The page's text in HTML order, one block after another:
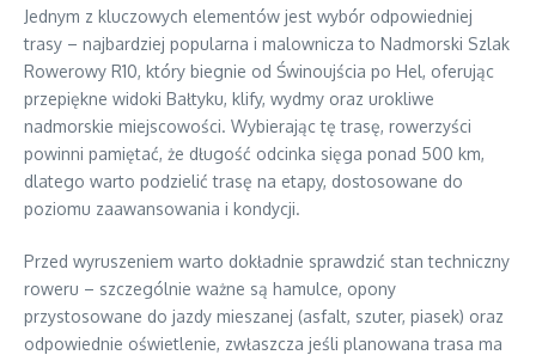
Jednym z kluczowych elementów jest wybór odpowiedniej
trasy – najbardziej popularna i malownicza to Nadmorski Szlak
Rowerowy R10, który biegnie od Świnoujścia po Hel, oferując
przepiękne widoki Bałtyku, klify, wydmy oraz urokliwe
nadmorskie miejscowości. Wybierając tę trasę, rowerzyści
powinni pamiętać, że długość odcinka sięga ponad 500 km,
dlatego warto podzielić trasę na etapy, dostosowane do
poziomu zaawansowania i kondycji.
Przed wyruszeniem warto dokładnie sprawdzić stan techniczny
roweru – szczególnie ważne są hamulce, opony
przystosowane do jazdy mieszanej (asfalt, szuter, piasek) oraz
odpowiednie oświetlenie, zwłaszcza jeśli planowana trasa ma